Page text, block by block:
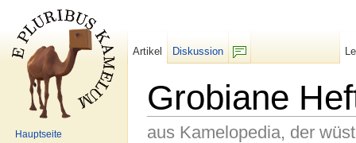
Grobiane
aus Kamelopedia, der
Artikel
Diskussion
Hauptseite